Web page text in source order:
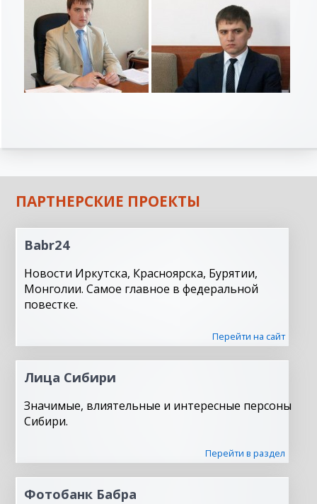
ПАРТНЕРСКИЕ ПРОЕКТЫ
Babr24
Новости Иркутска, Красноярска, Бурятии,
Монголии. Самое главное в федеральной
повестке.
Перейти на сайт
Лица Сибири
Значимые, влиятельные и интересные персоны
Сибири.
Перейти в раздел
Фотобанк Бабра